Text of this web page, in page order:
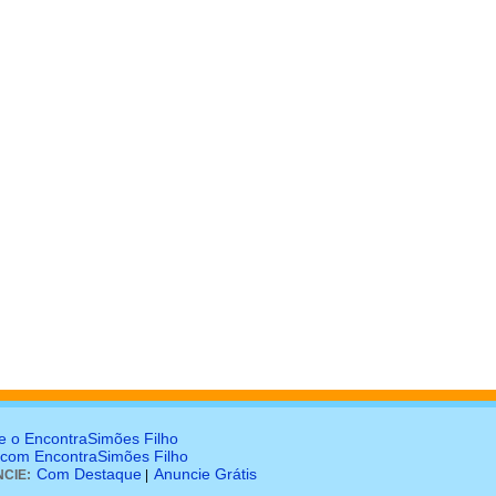
o EncontraSimões Filho
EncontraSimões Filho
Com Destaque Anuncie Grátis